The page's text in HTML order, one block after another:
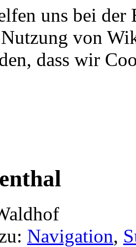
uns bei
von
dass wir
Navigation,